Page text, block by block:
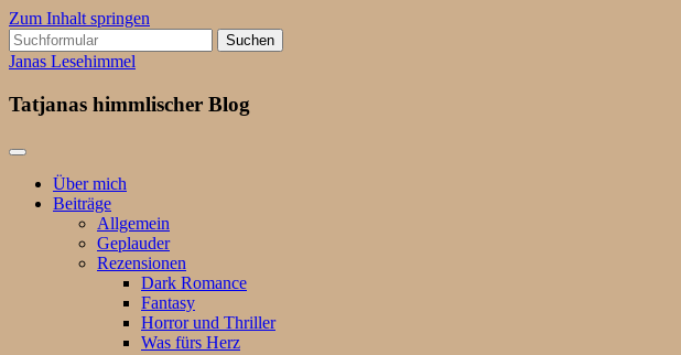
Zum Inhalt springen
Suchen
nach:
Janas Lesehimmel
Tatjanas himmlischer Blog
Über mich
Beiträge
Allgemein
Geplauder
Rezensionen
Dark Romance
Fantasy
Horror und Thriller
Was fürs Herz